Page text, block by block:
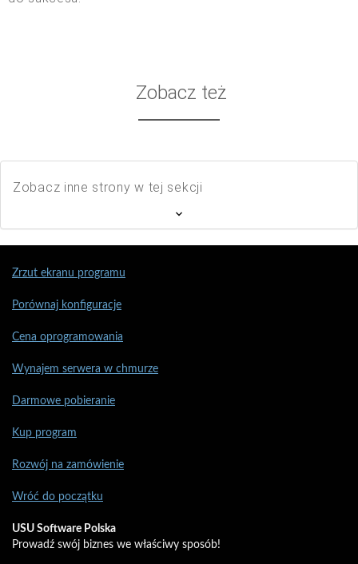
Zobacz też
Zobacz inne strony w tej sekcji
Zrzut ekranu programu
Porównaj konfiguracje
Cena oprogramowania
Wynajem serwera w chmurze
Darmowe pobieranie
Kup program
Rozwój na zamówienie
Wróć do początku
USU Software Polska
Prowadź swój biznes we właściwy sposób!